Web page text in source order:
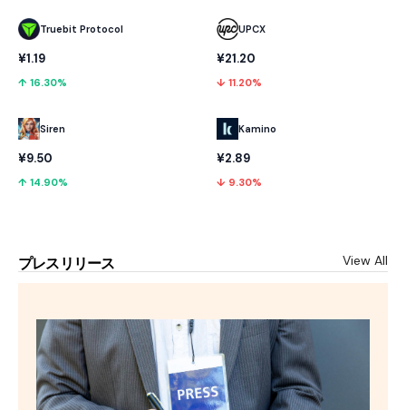
Truebit Protocol
¥1.19
↑ 16.30%
Siren
¥9.50
↑ 14.90%
UPCX
¥21.20
↓ 11.20%
Kamino
¥2.89
↓ 9.30%
プレスリリース View All